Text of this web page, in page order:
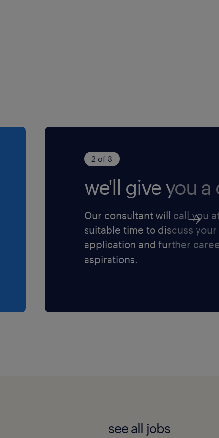
2 of 8
we'll give you a
Our consultant will call you
suitable time to discuss your
application and further
aspirations.
see all jobs